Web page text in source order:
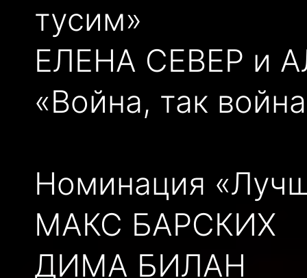
тусим»
ЕЛЕНА СЕВЕР и
«Война, так
Номинация
МАКС БАРСКИХ
ДИМА БИЛАН